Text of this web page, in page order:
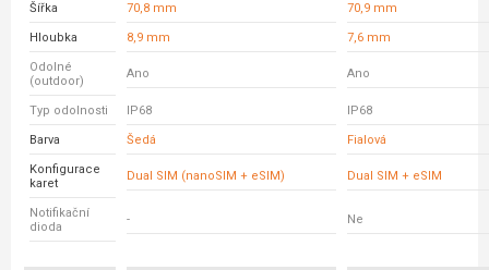
Šířka 70,8 mm 70,9 mm
Hloubka 8,9 mm 7,6 mm
Odolné
(outdoor)
Ano Ano
Typ odolnosti IP68 IP68
Barva Šedá Fialová
Konfigurace
karet
Dual SIM (nanoSIM + eSIM) Dual SIM + eSIM
Notifikační
dioda
- Ne